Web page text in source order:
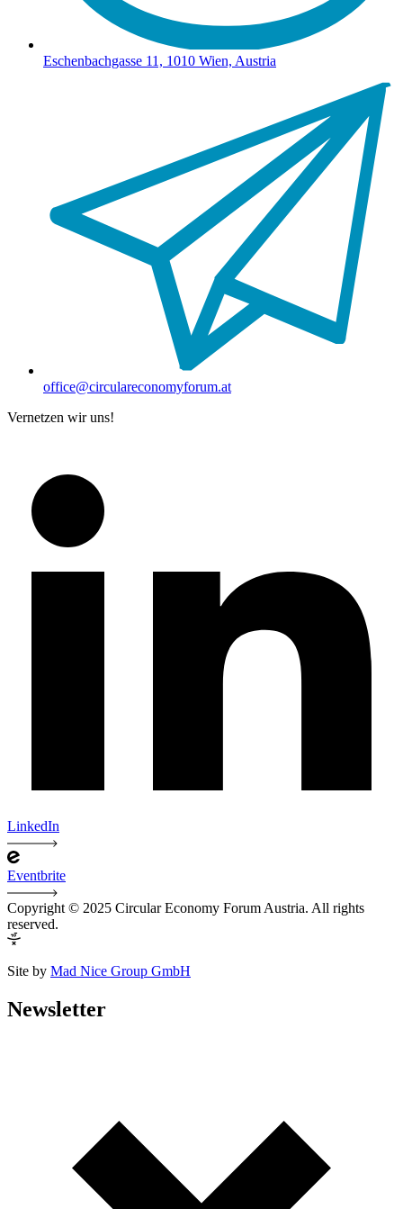
Eschenbachgasse 11, 1010 Wien, Austria
office@circulareconomyforum.at
Vernetzen wir uns!
LinkedIn
Eventbrite
Copyright © 2025 Circular Economy Forum Austria. All rights
reserved.
Site by Mad Nice Group GmbH
Newsletter